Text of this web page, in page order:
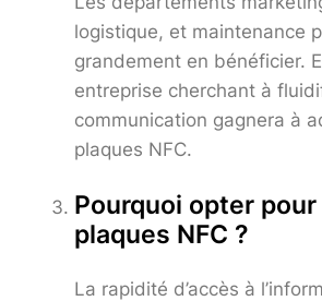
logistique, et maintenance
grandement en bénéficier.
entreprise cherchant à
communication gagnera à
plaques NFC.
Pourquoi opter pour
plaques NFC ?
La rapidité d’accès à